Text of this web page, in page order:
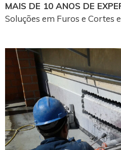
MAIS DE 10 ANOS DE
Soluções em Furos e Cortes